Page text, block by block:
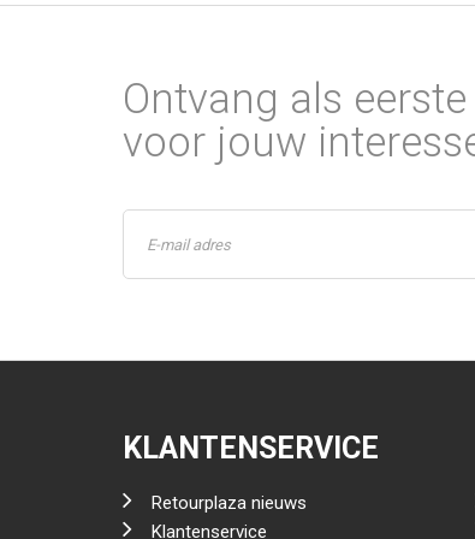
Ontvang als
voor jouw
KLANTENSERVICE
Retourplaza nieuws
Klantenservice